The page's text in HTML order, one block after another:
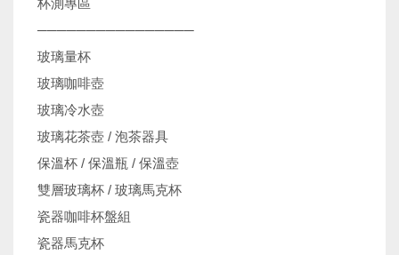
杯測專區
────────────────
玻璃量杯
玻璃咖啡壺
玻璃冷水壺
玻璃花茶壺 / 泡茶器具
保溫杯 / 保溫瓶 / 保溫壺
雙層玻璃杯 / 玻璃馬克杯
瓷器咖啡杯盤組
瓷器馬克杯